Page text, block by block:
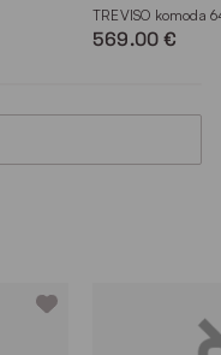
TREVISO komoda
569.00 €